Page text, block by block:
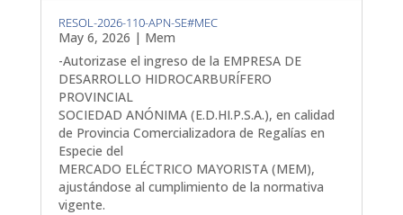
RESOL-2026-110-APN-SE#MEC
May 6, 2026 | Mem
-Autorizase el ingreso de la EMPRESA DE
DESARROLLO HIDROCARBURÍFERO
PROVINCIAL
SOCIEDAD ANÓNIMA (E.D.HI.P.S.A.), en calidad
de Provincia Comercializadora de Regalías en
Especie del
MERCADO ELÉCTRICO MAYORISTA (MEM),
ajustándose al cumplimiento de la normativa
vigente.